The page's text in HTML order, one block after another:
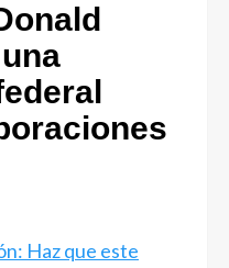
Haz que este